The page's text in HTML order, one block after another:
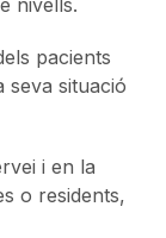
pacients
seva situació
i en la
o residents,